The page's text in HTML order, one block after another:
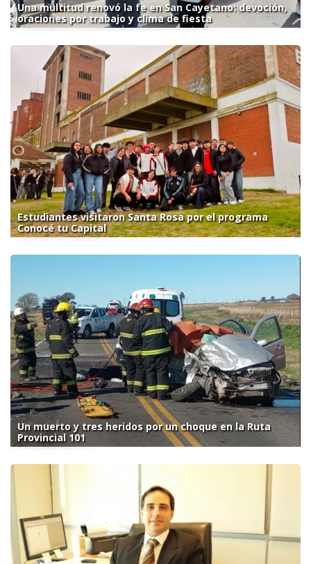
Una multitud renovó la fe en San Cayetano: devoción,
oraciones por trabajo y clima de fiesta
Estudiantes visitaron Santa Rosa por el programa
Conocé tu Capital
Un muerto y tres heridos por un choque en la Ruta
Provincial 101